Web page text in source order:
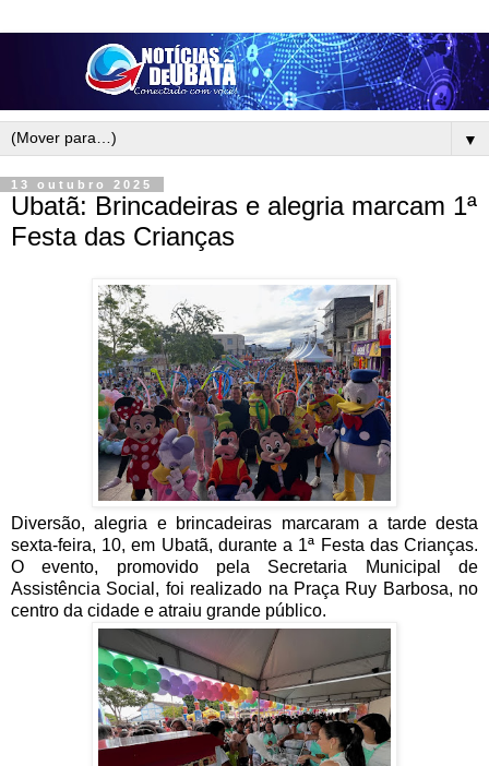
▼
13 outubro 2025
Ubatã: Brincadeiras e alegria marcam 1ª
Festa das Crianças
Diversão, alegria e brincadeiras marcaram a tarde desta
sexta-feira, 10, em Ubatã, durante a 1ª Festa das Crianças.
O evento, promovido pela Secretaria Municipal de
Assistência Social, foi realizado na Praça Ruy Barbosa, no
centro da cidade e atraiu grande público.